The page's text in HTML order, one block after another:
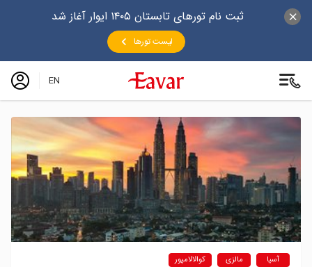
ثبت نام تورهای تابستان ۱۴۰۵ ایوار آغاز شد
لیست تورها
EN
آسیا مالزی کوالالامپور